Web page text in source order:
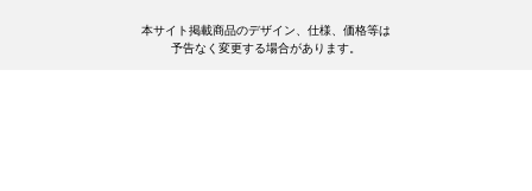
本サイト掲載商品のデザイン、仕様、価格等は
予告なく変更する場合があります。